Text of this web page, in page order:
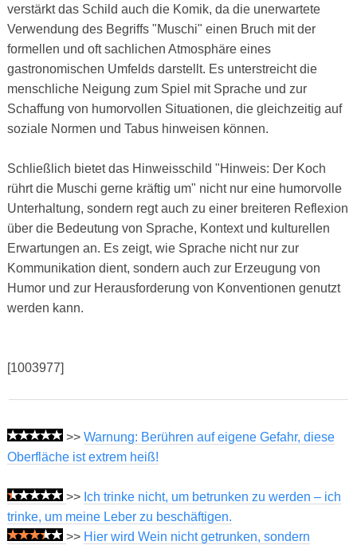
verstärkt das Schild auch die Komik, da die unerwartete
Verwendung des Begriffs "Muschi" einen Bruch mit der
formellen und oft sachlichen Atmosphäre eines
gastronomischen Umfelds darstellt. Es unterstreicht die
menschliche Neigung zum Spiel mit Sprache und zur
Schaffung von humorvollen Situationen, die gleichzeitig auf
soziale Normen und Tabus hinweisen können.
Schließlich bietet das Hinweisschild "Hinweis: Der Koch
rührt die Muschi gerne kräftig um" nicht nur eine humorvolle
Unterhaltung, sondern regt auch zu einer breiteren Reflexion
über die Bedeutung von Sprache, Kontext und kulturellen
Erwartungen an. Es zeigt, wie Sprache nicht nur zur
Kommunikation dient, sondern auch zur Erzeugung von
Humor und zur Herausforderung von Konventionen genutzt
werden kann.
[1003977]
>> Warnung: Berühren auf eigene Gefahr, diese
Oberfläche ist extrem heiß!
>> Ich trinke nicht, um betrunken zu werden – ich
trinke, um meine Leber zu beschäftigen.
>> Hier wird Wein nicht getrunken, sondern